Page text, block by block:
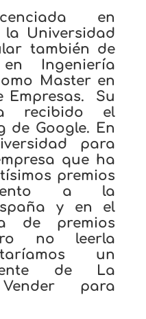
en
Universidad
también de
Ingeniería
Master en
Empresas.
Su
recibido el
de Google. En
para
que ha
premios
a la
y en el
de premios
no leerla
un
de La
para